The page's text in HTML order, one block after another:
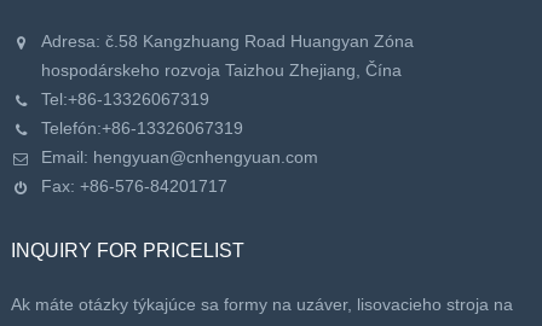
Adresa: č.58 Kangzhuang Road Huangyan Zóna
hospodárskeho rozvoja Taizhou Zhejiang, Čína
Tel:+86-13326067319
Telefón:+86-13326067319
Email: hengyuan@cnhengyuan.com
Fax: +86-576-84201717
INQUIRY FOR PRICELIST
Ak máte otázky týkajúce sa formy na uzáver, lisovacieho stroja na